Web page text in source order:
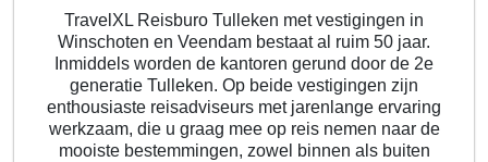
TravelXL Reisburo Tulleken met vestigingen in
Winschoten en Veendam bestaat al ruim 50 jaar.
Inmiddels worden de kantoren gerund door de 2e
generatie Tulleken. Op beide vestigingen zijn
enthousiaste reisadviseurs met jarenlange ervaring
werkzaam, die u graag mee op reis nemen naar de
mooiste bestemmingen, zowel binnen als buiten